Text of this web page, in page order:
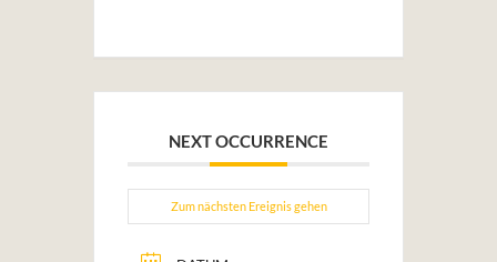
NEXT OCCURRENCE
Zum nächsten Ereignis gehen